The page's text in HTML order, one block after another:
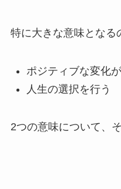
特に大きな意味となる
ポジティブな変化
人生の選択を行う
2つの意味について、